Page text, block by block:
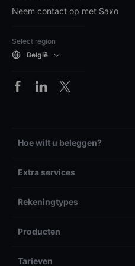
Neem contact op met Saxo
Select region
België
Hoe wilt u beleggen?
Extra services
Rekeningtypes
Producten
Tarieven